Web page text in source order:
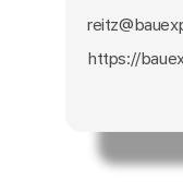
https://